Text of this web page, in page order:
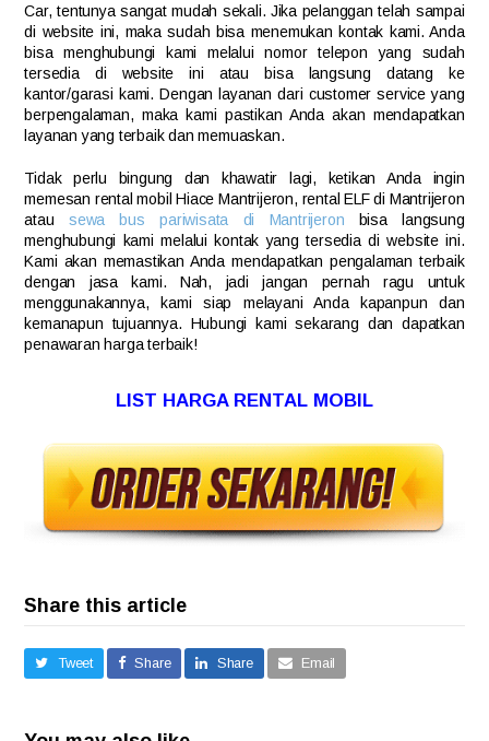
Car, tentunya sangat mudah sekali. Jika pelanggan telah sampai
di website ini, maka sudah bisa menemukan kontak kami. Anda
bisa menghubungi kami melalui nomor telepon yang sudah
tersedia di website ini atau bisa langsung datang ke
kantor/garasi kami. Dengan layanan dari customer service yang
berpengalaman, maka kami pastikan Anda akan mendapatkan
layanan yang terbaik dan memuaskan.
Tidak perlu bingung dan khawatir lagi, ketikan Anda ingin
memesan rental mobil Hiace Mantrijeron, rental ELF di Mantrijeron
atau sewa bus pariwisata di Mantrijeron bisa langsung
menghubungi kami melalui kontak yang tersedia di website ini.
Kami akan memastikan Anda mendapatkan pengalaman terbaik
dengan jasa kami. Nah, jadi jangan pernah ragu untuk
menggunakannya, kami siap melayani Anda kapanpun dan
kemanapun tujuannya. Hubungi kami sekarang dan dapatkan
penawaran harga terbaik!
LIST HARGA RENTAL MOBIL
Share this article
Tweet Share Share Email